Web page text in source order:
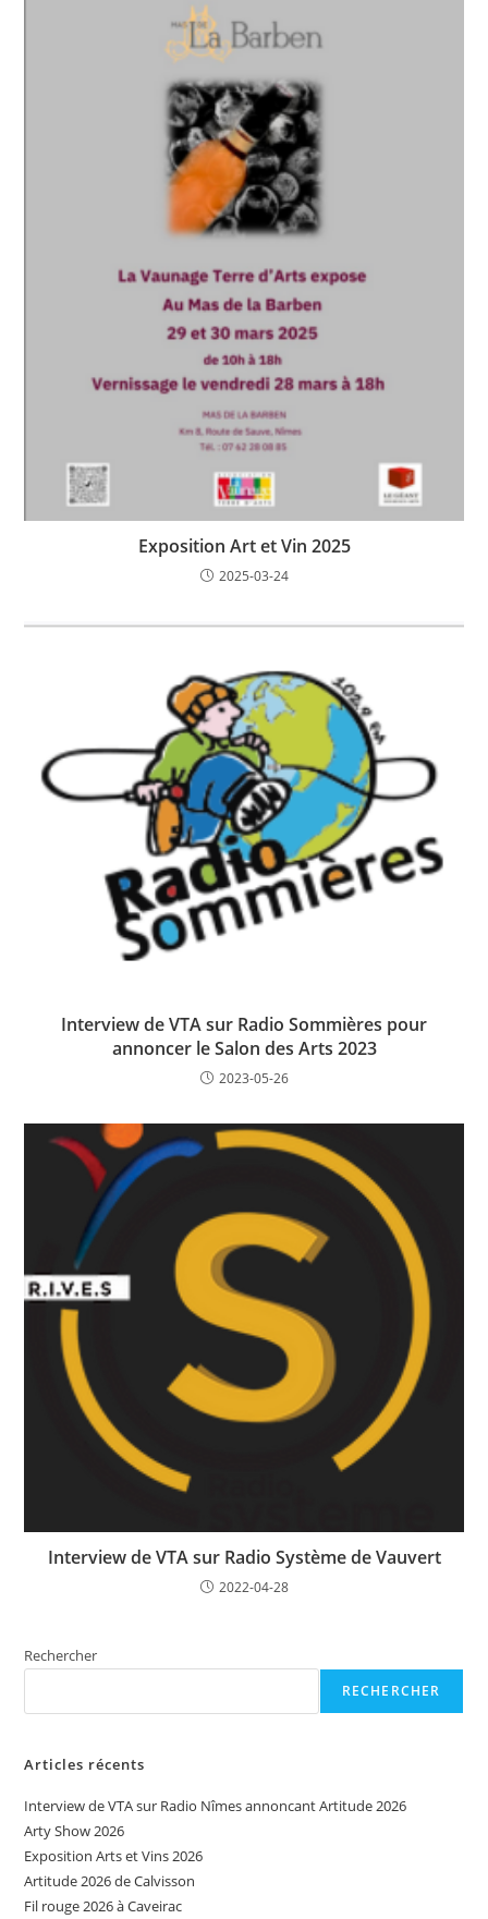
Exposition Art et Vin 2025
2025-03-24
Interview de VTA sur Radio Sommières pour
annoncer le Salon des Arts 2023
2023-05-26
Interview de VTA sur Radio Système de Vauvert
2022-04-28
Rechercher
RECHERCHER
Articles récents
Interview de VTA sur Radio Nîmes annoncant Artitude 2026
Arty Show 2026
Exposition Arts et Vins 2026
Artitude 2026 de Calvisson
Fil rouge 2026 à Caveirac